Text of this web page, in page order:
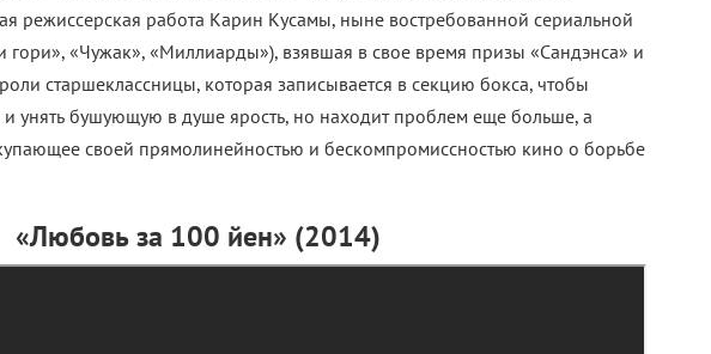
режиссерская работа Карин Кусамы, ныне востребованной сериальной
гори», «Чужак», «Миллиарды»), взявшая в свое время призы «Сандэнса» и
старшеклассницы, которая записывается в секцию бокса, чтобы
и унять бушующую в душе ярость, но находит проблем еще больше, а
своей прямолинейностью и бескомпромиссностью кино о борьбе
«Любовь за 100 йен» (2014)